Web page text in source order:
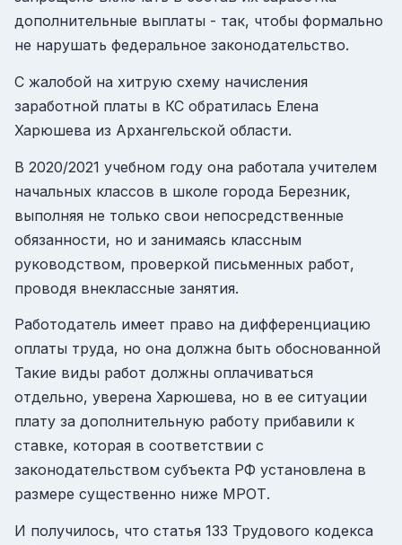
дополнительные выплаты - так, чтобы формально
не нарушать федеральное законодательство.
С жалобой на хитрую схему начисления
заработной платы в КС обратилась Елена
Харюшева из Архангельской области.
В 2020/2021 учебном году она работала учителем
начальных классов в школе города Березник,
выполняя не только свои непосредственные
обязанности, но и занимаясь классным
руководством, проверкой письменных работ,
проводя внеклассные занятия.
Работодатель имеет право на дифференциацию
оплаты труда, но она должна быть обоснованной
Такие виды работ должны оплачиваться
отдельно, уверена Харюшева, но в ее ситуации
плату за дополнительную работу прибавили к
ставке, которая в соответствии с
законодательством субъекта РФ установлена в
размере существенно ниже МРОТ.
И получилось, что статья 133 Трудового кодекса